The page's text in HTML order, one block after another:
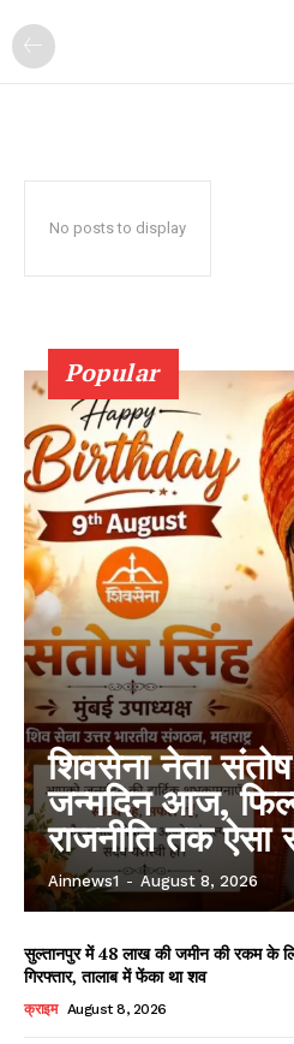
No posts to display
Popular
शिवसेना नेता
जन्मदिन आज,
राजनीति तक ऐसा
Ainnews1 - August 8, 2026
सुल्तानपुर में 48 लाख की जमीन की रकम के
गिरफ्तार, तालाब में फेंका था शव
क्राइम August 8, 2026